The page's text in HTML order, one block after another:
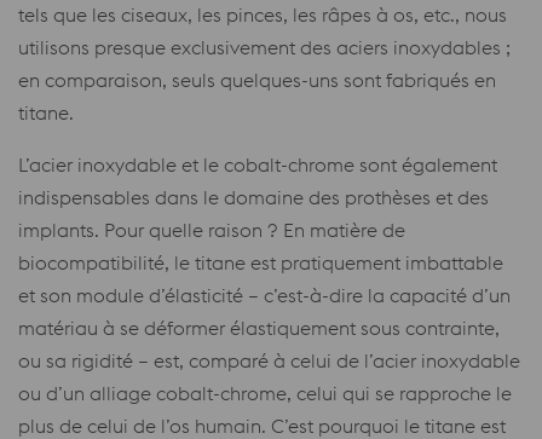
tels que les ciseaux, les pinces, les râpes à os, etc., nous
utilisons presque exclusivement des aciers inoxydables ;
en comparaison, seuls quelques-uns sont fabriqués en
titane.
L’acier inoxydable et le cobalt-chrome sont également
indispensables dans le domaine des prothèses et des
implants. Pour quelle raison ? En matière de
biocompatibilité, le titane est pratiquement imbattable
et son module d’élasticité – c’est-à-dire la capacité d’un
matériau à se déformer élastiquement sous contrainte,
ou sa rigidité – est, comparé à celui de l’acier inoxydable
ou d’un alliage cobalt-chrome, celui qui se rapproche le
plus de celui de l’os humain. C’est pourquoi le titane est